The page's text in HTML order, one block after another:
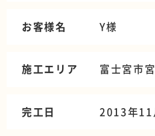
お客様名 Y様
施工エリア 富士宮市
完工日 2013年11